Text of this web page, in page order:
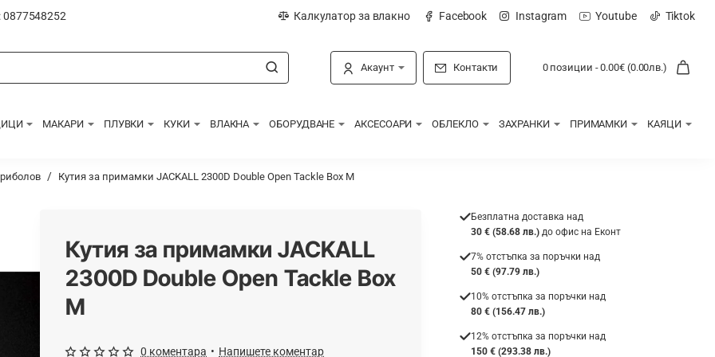
Калкулатор за влакно Facebook Instagram Youtube Tiktok
Акаунт Контакти 0 позиции - 0.00€ (0.00лв.)
МАКАРИ ПЛУВКИ КУКИ ВЛАКНА ОБОРУДВАНЕ АКСЕСОАРИ ОБЛЕКЛО ЗАХРАНКИ ПРИМАМКИ КАЯЦИ
Кутия за примамки JACKALL 2300D Double Open Tackle Box M
Кутия за примамки JACKALL
2300D Double Open Tackle Box
M
0 коментара • Напишете коментар
Безплатна доставка над
30 € (58.68 лв.) до офис на Еконт
7% отстъпка за поръчки над
50 € (97.79 лв.)
10% отстъпка за поръчки над
80 € (156.47 лв.)
12% отстъпка за поръчки над
150 € (293.38 лв.)